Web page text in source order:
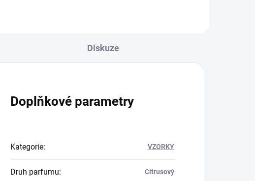
Diskuze
Doplňkové parametry
Kategorie: VZORKY
Druh parfumu: Citrusový